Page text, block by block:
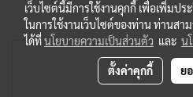
เว็บไซต์นี้มีการใช้งานคุกกี้ เพื่อเพิ่มป
ในการใช้งานเว็บไซต์ของท่าน ท่านสา
ได้ที่นโยบายความเป็นส่วนตัว และ น
ตั้งค่าคุกกี้ ย